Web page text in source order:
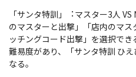
「サンタ特訓」︓マスター3人
のマスターと出撃」「店内のマ
ッチングコード出撃」を選択で
難易度があり、「サンタ特訓 ひ
なる。